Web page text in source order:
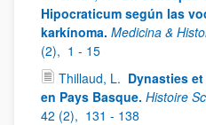
Hipocraticum según las
karkínoma. Medicina &
(2), 1 - 15
Thillaud, L. Dynasties
en Pays Basque. Histoire
42 (2), 131 - 138